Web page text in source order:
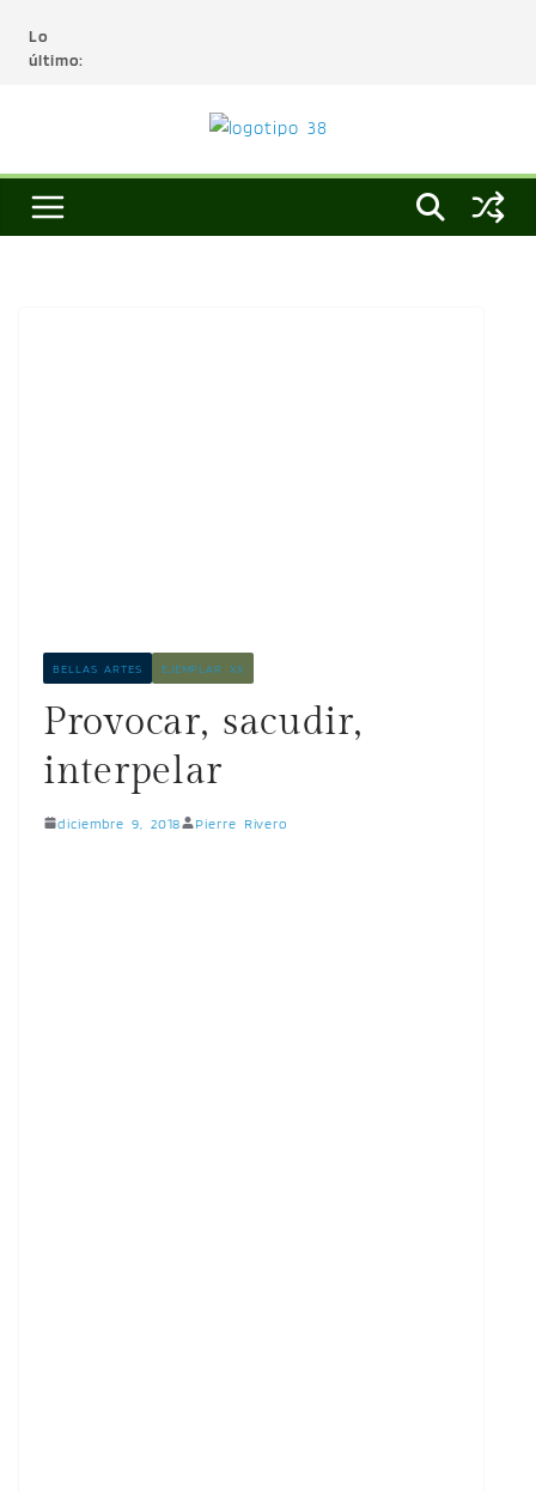
Lo
último:
BELLAS ARTES EJEMPLAR XX
Provocar, sacudir,
interpelar
diciembre 9, 2018 Pierre Rivero